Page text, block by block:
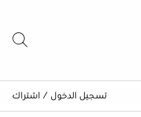
تسجيل الدخول / اشتراك